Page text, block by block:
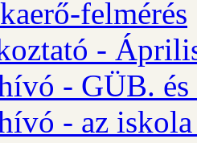
felmérés
-
- GÜB.
- az iskola